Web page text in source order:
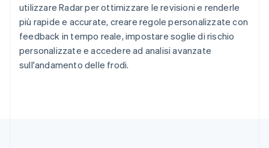
utilizzare Radar per ottimizzare le revisioni e renderle
più rapide e accurate, creare regole personalizzate con
feedback in tempo reale, impostare soglie di rischio
personalizzate e accedere ad analisi avanzate
sull'andamento delle frodi.
Slovenia
English Italiano
Spagna
EspañolEnglish
Stati Uniti
EnglishEspañol简体中文